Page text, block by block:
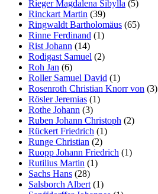
Rieger Magdalena Sibylla (5)
Rinckart Martin (39)
Ringwaldt Bartholomäus (65)
Rinne Ferdinand (1)
Rist Johann (14)
Rodigast Samuel (2)
Roh Jan (6)
Roller Samuel David (1)
Rosenroth Christian Knorr von (3)
Rösler Jeremias (1)
Rothe Johann (3)
Ruben Johann Christoph (2)
Rückert Friedrich (1)
Runge Christian (2)
Ruopp Johann Friedrich (1)
Rutilius Martin (1)
Sachs Hans (28)
Salsborch Albert (1)